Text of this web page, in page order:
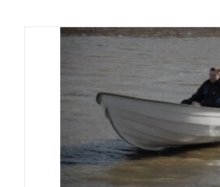
Valmistajat
Rahoitus
Asiakaskokemuksia